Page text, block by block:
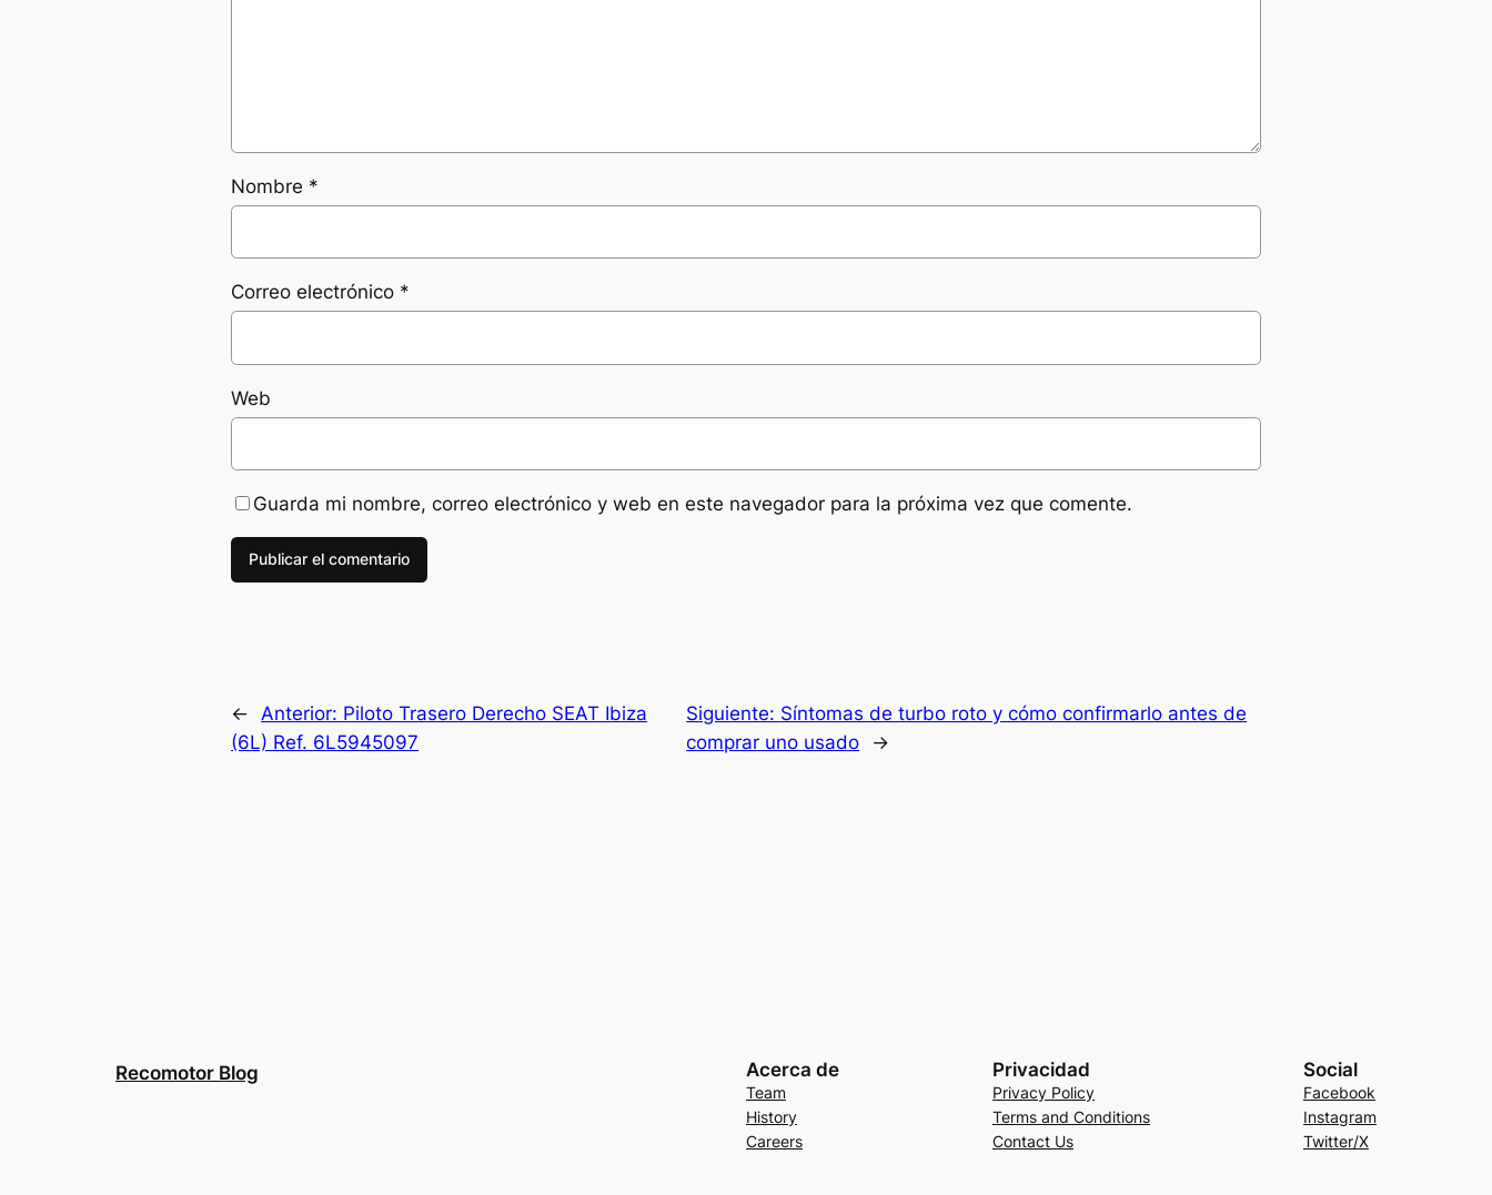
Nombre *
Correo electrónico *
Web
Guarda mi nombre, correo electrónico y web en este navegador para la próxima vez que comente.
← Anterior: Piloto Trasero Derecho SEAT Ibiza
(6L) Ref. 6L5945097
Siguiente: Síntomas de turbo roto y cómo confirmarlo antes de
comprar uno usado
→
Recomotor Blog Acerca de
Team
History
Careers
Privacidad
Privacy Policy
Terms and Conditions
Contact Us
Social
Facebook
Instagram
Twitter/X